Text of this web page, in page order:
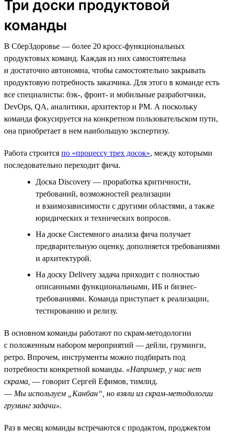
Три доски продуктовой
команды
В СберЗдоровье — более 20 кросс-функциональных
продуктовых команд. Каждая из них самостоятельна
и достаточно автономна, чтобы самостоятельно закрывать
продуктовую потребность заказчика. Для этого в команде есть
все специалисты: бэк-, фронт- и мобильные разработчики,
DevOps, QA, аналитики, архитектор и PM. А поскольку
команда фокусируется на конкретном пользовательском пути,
она приобретает в нем наибольшую экспертизу.
Работа строится по «процессу трех досок», между которыми
последовательно переходит фича.
Доска Discovery — проработка критичности,
требований, возможностей реализации
и взаимозависимости с другими областями, а также
юридических и технических вопросов.
На доске Системного анализа фича получает
предварительную оценку, дополняется требованиями
и архитектурой.
На доску Delivery задача приходит с полностью
описанными функциональными, ИБ и бизнес-
требованиями. Команда приступает к реализации,
тестированию и релизу.
В основном команды работают по скрам-методологии
с положенным набором мероприятий — дейли, груминги,
ретро. Впрочем, инструменты можно подбирать под
потребности конкретной команды. «Например, у нас нет
скрама, — говорит Сергей Ефимов, тимлид.
— Мы используем „Канбан“, но взяли из скрам-методологии
груминг задачи».
Раз в месяц команды встречаются с продактом, проджектом